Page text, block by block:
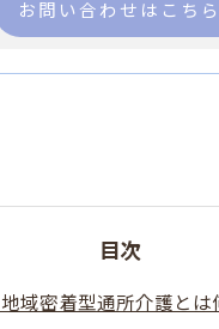
お問い合わせはこちら
目次
域密着型通所介護とは